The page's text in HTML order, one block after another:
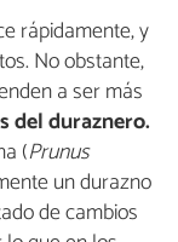
rápidamente, y
No obstante,
a ser más
del duraznero.
(Prunus
un durazno
de cambios